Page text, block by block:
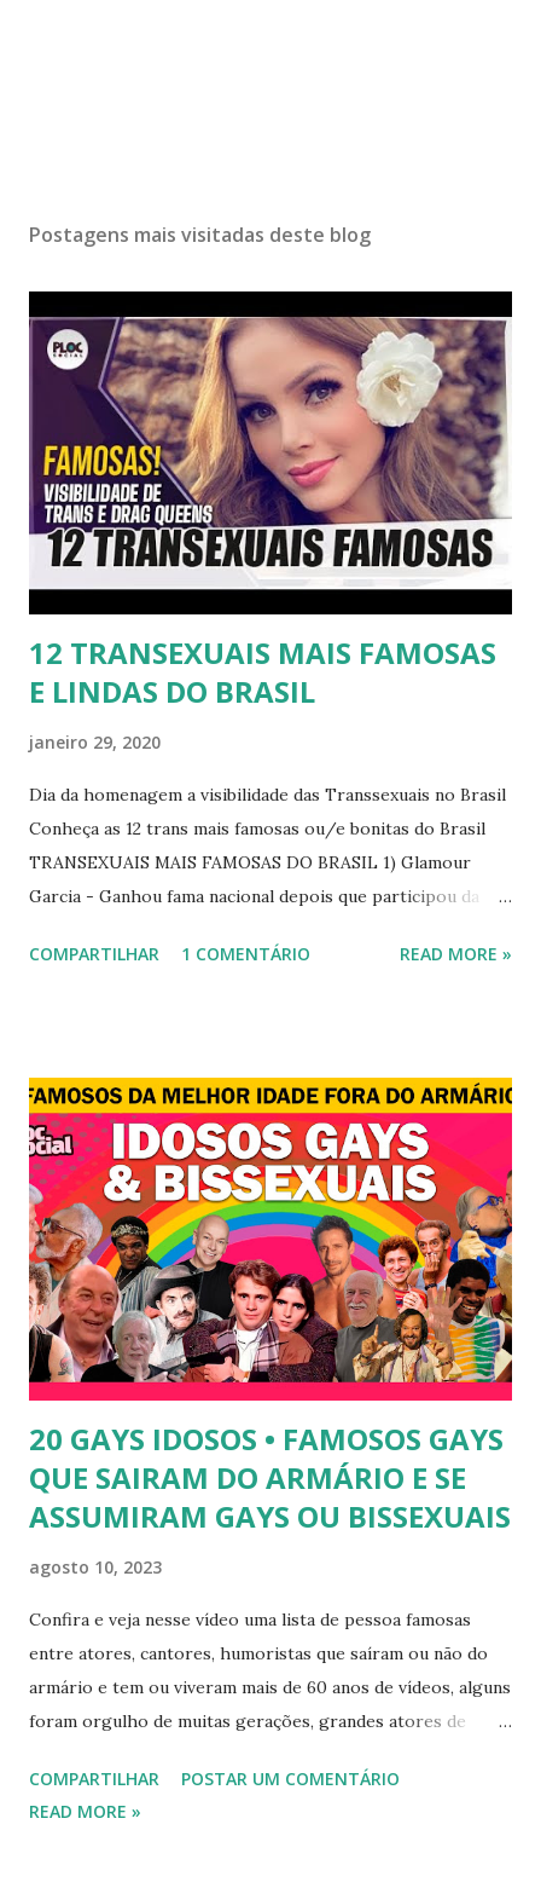
Postagens mais visitadas deste blog
12 TRANSEXUAIS MAIS FAMOSAS
E LINDAS DO BRASIL
janeiro 29, 2020
Dia da homenagem a visibilidade das Transsexuais no Brasil
Conheça as 12 trans mais famosas ou/e bonitas do Brasil
TRANSEXUAIS MAIS FAMOSAS DO BRASIL 1) Glamour
Garcia - Ganhou fama nacional depois que participou da
transexual, Britney. 2) Lea T é uma famosa modelo
disse, ainda, que realizou a cirurgia em busca de ser feliz, e
não para agradar a um homem. 3) Léo Aquilla - Apresenta o
programa "A Tarde é Sua", na Rede TV, ao lado de Sonia
Abrão. A loira também participou do reality show "A
Fazenda", exibido pela Record TV. 4) Thalita Zampirolli -
Thalita Zampirolli é modelo, atriz e empresária. A loira
alcançou a fama após ser apontada como affair do ex-
jogador Romário. 5) Ariadna Arantes - Ariadna Arantes
ficou nacionalmente conhecida após sua ...
COMPARTILHAR 1 COMENTÁRIO READ MORE »
20 GAYS IDOSOS • FAMOSOS GAYS
QUE SAIRAM DO ARMÁRIO E SE
ASSUMIRAM GAYS OU BISSEXUAIS
agosto 10, 2023
Confira e veja nesse vídeo uma lista de pessoa famosas
entre atores, cantores, humoristas que saíram ou não do
armário e tem ou viveram mais de 60 anos de vídeos, alguns
foram orgulho de muitas gerações, grandes atores de
foram gays, bissexuais ou algo mais. 20 GAYS IDOSOS •
FAMOSOS GAYS QUE SAIRAM DO ARMÁRIO E SE
COMPARTILHAR
POSTAR UM COMENTÁRIO
READ MORE »